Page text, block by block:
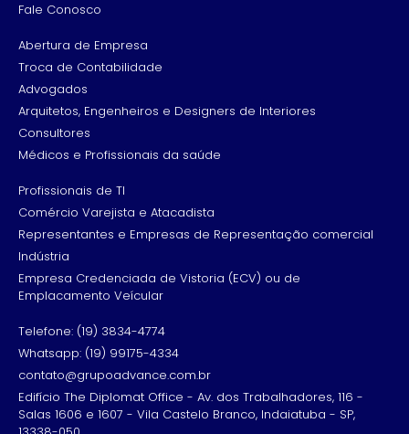
Fale Conosco
Abertura de Empresa
Troca de Contabilidade
Advogados
Arquitetos, Engenheiros e Designers de Interiores
Consultores
Médicos e Profissionais da saúde
Profissionais de TI
Comércio Varejista e Atacadista
Representantes e Empresas de Representação comercial
Indústria
Empresa Credenciada de Vistoria (ECV) ou de
Emplacamento Veícular
Telefone: (19) 3834-4774
Whatsapp: (19) 99175-4334
contato@grupoadvance.com.br
Edifício The Diplomat Office - Av. dos Trabalhadores, 116 -
Salas 1606 e 1607 - Vila Castelo Branco, Indaiatuba - SP,